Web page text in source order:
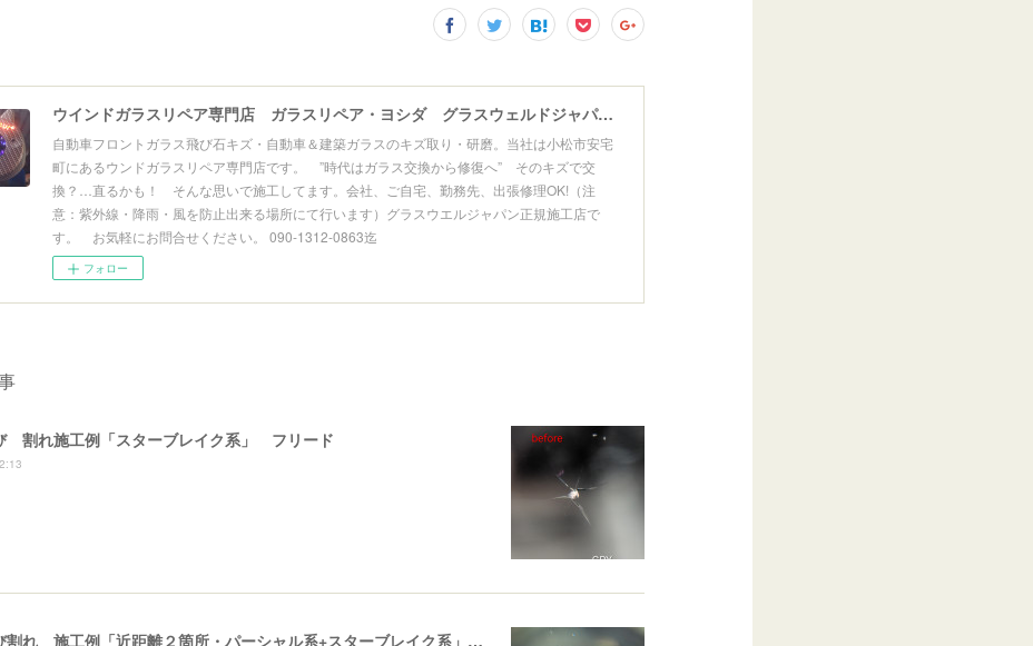
ウインドガラスリペア専門店 ガラスリペア・ヨシダ グラスウェルドジャパン 正規施工店 小松市
自動車フロントガラス飛び石キズ・自動車＆建築ガラスのキズ取り・研磨。当社は小松市安宅
町にあるウンドガラスリペア専門店です。 ”時代はガラス交換から修復へ” そのキズで交
換？…直るかも！ そんな思いで施工してます。会社、ご自宅、勤務先、出張修理OK!（注
意：紫外線・降雨・風を防止出来る場所にて行います）グラスウエルジャパン正規施工店で
す。 お気軽にお問合せください。 090-1312-0863迄
フォロー
割れ施工例「スターブレイク系」 フリード
飛び石ひび割れ 施工例「近距離２箇所・パーシャル系+スターブレイク系」ハイエース